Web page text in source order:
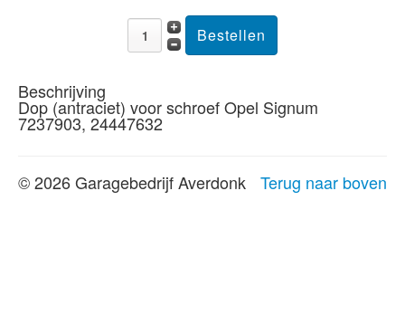
Beschrijving
Dop (antraciet) voor schroef Opel Signum
7237903, 24447632
Terug naar boven
© 2026 Garagebedrijf Averdonk